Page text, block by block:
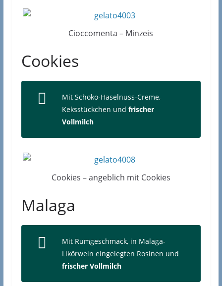
Cioccomenta – Minzeis
Cookies
Mit Schoko-Haselnuss-Creme,
Keksstückchen und frischer
Vollmilch
Cookies – angeblich mit Cookies
Malaga
Mit Rumgeschmack, in Malaga-
Likörwein eingelegten Rosinen und
frischer Vollmilch